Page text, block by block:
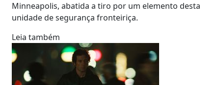
Minneapolis, abatida a tiro por um elemento desta
unidade de segurança fronteiriça.
Leia também